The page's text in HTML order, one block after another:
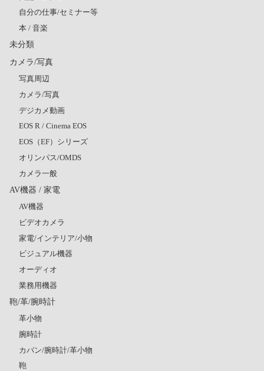
自分の仕事/セミナー等
本 / 音楽
未分類
カメラ/写真
写真周辺
カメラ/写真
デジカメ動画
EOS R / Cinema EOS
EOS（EF）シリーズ
オリンパス/OMDS
カメラ一般
AV機器 / 家電
AV機器
ビデオカメラ
家電/インテリア/小物
ビジュアル機器
オーディオ
業務用機器
鞄/革/腕時計
革小物
腕時計
カバン/腕時計/革小物
鞄